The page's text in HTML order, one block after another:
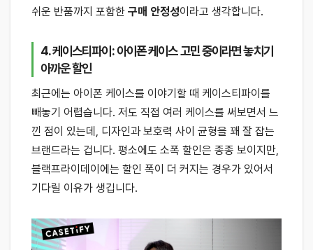
쉬운 반품까지 포함한 구매 안정성이라고 생각합니다.
4. 케이스티파이: 아이폰 케이스 고민 중이라면 놓치기
아까운 할인
최근에는 아이폰 케이스를 이야기할 때 케이스티파이를
빼놓기 어렵습니다. 저도 직접 여러 케이스를 써보면서 느
낀 점이 있는데, 디자인과 보호력 사이 균형을 꽤 잘 잡는
브랜드라는 겁니다. 평소에도 소폭 할인은 종종 보이지만,
블랙프라이데이에는 할인 폭이 더 커지는 경우가 있어서
기다릴 이유가 생깁니다.